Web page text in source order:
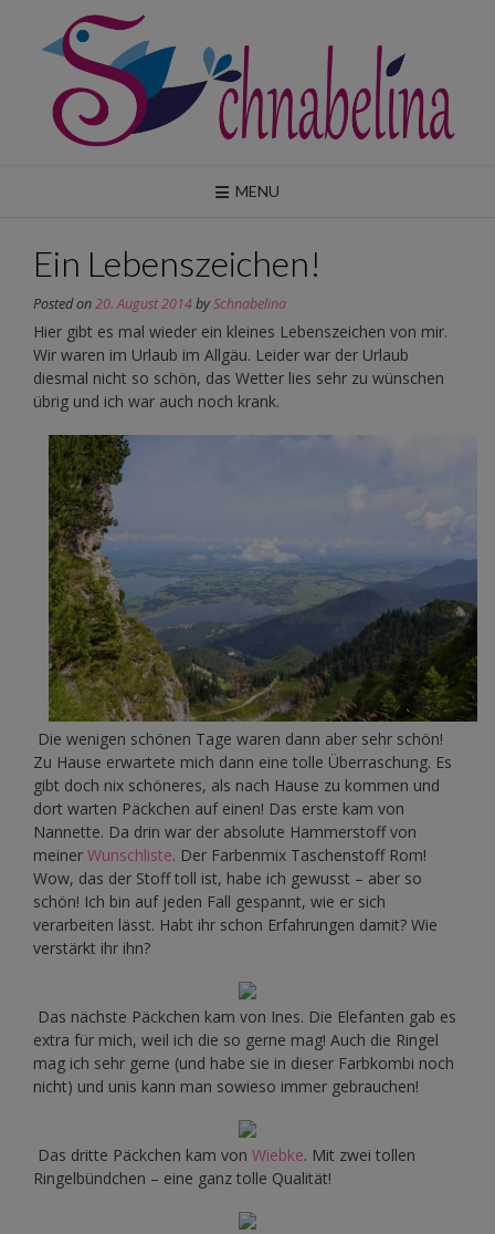
content
MENU
Ein Lebenszeichen!
Posted on20. August 2014bySchnabelina
Hier gibt es mal wieder ein kleines Lebenszeichen von mir.
Wir waren im Urlaub im Allgäu. Leider war der Urlaub
diesmal nicht so schön, das Wetter lies sehr zu wünschen
übrig und ich war auch noch krank.
Die wenigen schönen Tage waren dann aber sehr schön!
Zu Hause erwartete mich dann eine tolle Überraschung. Es
gibt doch nix schöneres, als nach Hause zu kommen und
dort warten Päckchen auf einen! Das erste kam von
Nannette. Da drin war der absolute Hammerstoff von
meiner Wunschliste. Der Farbenmix Taschenstoff Rom!
Wow, das der Stoff toll ist, habe ich gewusst – aber so
schön! Ich bin auf jeden Fall gespannt, wie er sich
verarbeiten lässt. Habt ihr schon Erfahrungen damit? Wie
verstärkt ihr ihn?
Das nächste Päckchen kam von Ines. Die Elefanten gab es
extra für mich, weil ich die so gerne mag! Auch die Ringel
mag ich sehr gerne (und habe sie in dieser Farbkombi noch
nicht) und unis kann man sowieso immer gebrauchen!
Das dritte Päckchen kam von Wiebke. Mit zwei tollen
Ringelbündchen – eine ganz tolle Qualität!